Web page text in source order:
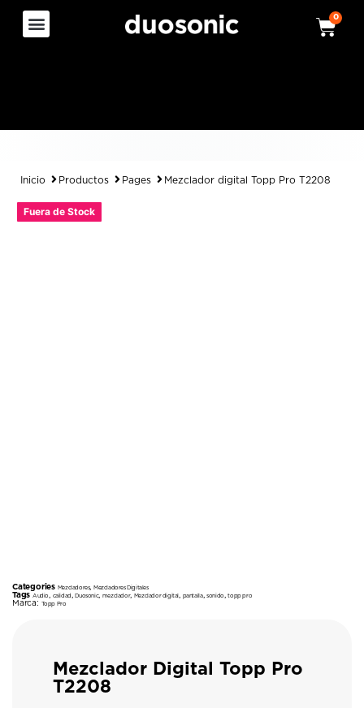
0
Inicio Productos Pages Mezclador digital Topp Pro T2208
Fuera de Stock
Categories Mezcladores,Mezcladores Digitales
Tags Audio calidad ,Duosonic, mezclador, Mezclador digital pantalla,sonido ,topp pro
Marca: Topp Pro
Mezclador Digital Topp Pro
T2208